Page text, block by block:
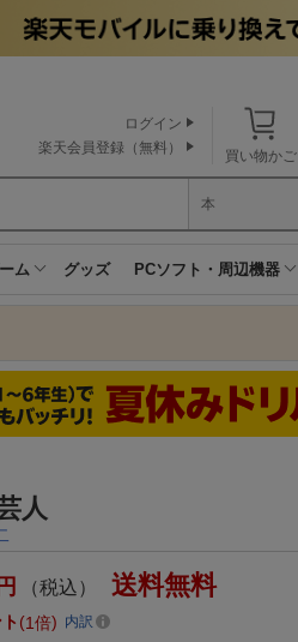
買い物かご
ログイン
楽天会員登録（無料）
本
ム グッズ PCソフト・周辺機器
人
円 （税込） 送料無料
1倍 内訳